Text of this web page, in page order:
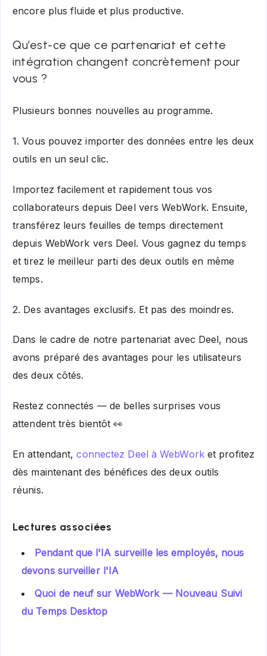
encore plus fluide et plus productive.
Qu’est-ce que ce partenariat et cette
intégration changent concrètement pour
vous ?
Plusieurs bonnes nouvelles au programme.
1. Vous pouvez importer des données entre les deux
outils en un seul clic.
Importez facilement et rapidement tous vos
collaborateurs depuis Deel vers WebWork. Ensuite,
transférez leurs feuilles de temps directement
depuis WebWork vers Deel. Vous gagnez du temps
et tirez le meilleur parti des deux outils en même
temps.
2. Des avantages exclusifs. Et pas des moindres.
Dans le cadre de notre partenariat avec Deel, nous
avons préparé des avantages pour les utilisateurs
des deux côtés.
Restez connectés — de belles surprises vous
attendent très bientôt 👀
En attendant,connectez Deel à WebWorket profitez
dès maintenant des bénéfices des deux outils
réunis.
Lectures associées
Pendant que l'IA surveille les employés, nous
devons surveiller l'IA
Quoi de neuf sur WebWork — Nouveau Suivi
du Temps Desktop